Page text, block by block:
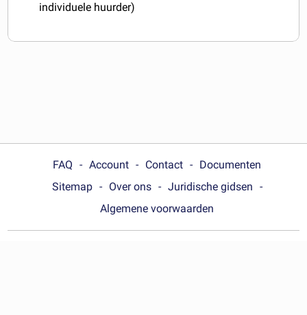
individuele huurder)
FAQ Account Contact
Documenten
Sitemap
Over ons
Juridische gidsen
Algemene voorwaarden